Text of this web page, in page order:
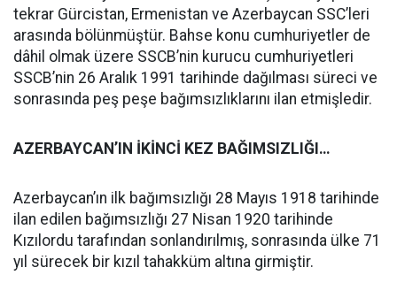
tekrar Gürcistan, Ermenistan ve Azerbaycan SSC’leri
arasında bölünmüştür. Bahse konu cumhuriyetler de
dâhil olmak üzere SSCB’nin kurucu cumhuriyetleri
SSCB’nin 26 Aralık 1991 tarihinde dağılması süreci ve
sonrasında peş peşe bağımsızlıklarını ilan etmişledir.
AZERBAYCAN’IN İKİNCİ KEZ BAĞIMSIZLIĞI…
Azerbaycan’ın ilk bağımsızlığı 28 Mayıs 1918 tarihinde
ilan edilen bağımsızlığı 27 Nisan 1920 tarihinde
Kızılordu tarafından sonlandırılmış, sonrasında ülke 71
yıl sürecek bir kızıl tahakküm altına girmiştir.